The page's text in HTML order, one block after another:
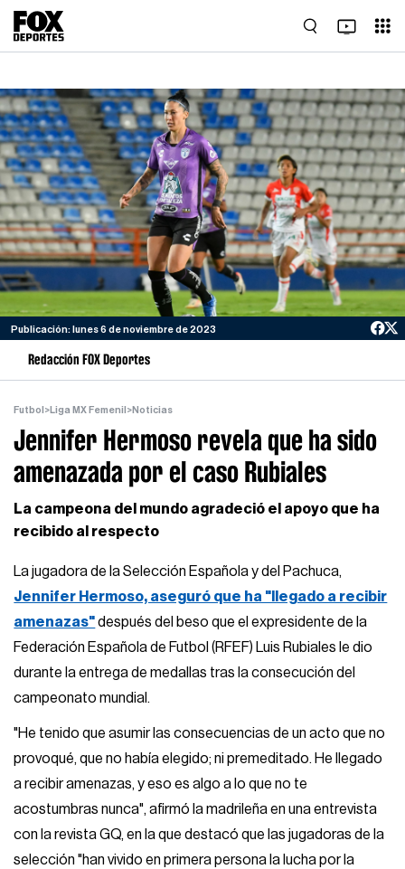
Publicación: lunes 6 de noviembre de 2023
Redacción FOX Deportes
Futbol >Liga MX Femenil >Noticias
Jennifer Hermoso revela que ha sido
amenazada por el caso Rubiales
La campeona del mundo agradeció el apoyo que ha
recibido al respecto
La jugadora de la Selección Española y del Pachuca,
Jennifer Hermoso, aseguró que ha "llegado a recibir
amenazas"después del beso que el expresidente de la
Federación Española de Futbol (RFEF) Luis Rubiales le dio
durante la entrega de medallas tras la consecución del
campeonato mundial.
"He tenido que asumir las consecuencias de un acto que no
provoqué, que no había elegido; ni premeditado. He llegado
a recibir amenazas, y eso es algo a lo que no te
acostumbras nunca", afirmó la madrileña en una entrevista
con la revista GQ, en la que destacó que las jugadoras de la
selección "han vivido en primera persona la lucha por la